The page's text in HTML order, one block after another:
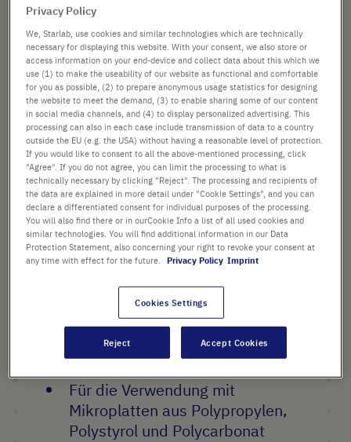
PRODUKT HIGHLIGHTS
Geeignet für Standard-PCR
Geeignet für die
Kurzzeitlagerung und -
inkubation
Für die Verwendung mit
Mikroplatten aus Polypropylen,
Polystyrol und Polycarbonat
68,85 €
Preis ist der Listenpreis. [*zzgl. MwSt. und Versandkosten]
Verfügbarkeit prüfen zzgl. Versand
- +
In
den
Warenkorb
100 Stück (1 Box × 100 Stück)
Privacy Policy
We, Starlab, use cookies and similar technologies which are technically
necessary for displaying this website. With your consent, we also store or
access information on your end-device and collect data about this which we
use (1) to make the useability of our website as functional and comfortable
for you as possible, (2) to prepare anonymous usage statistics for designing
the website to meet the demand, (3) to enable sharing some of our content
in social media channels, and (4) to display personalized advertising. This
processing can also in each case include transmission of data to a country
outside the EU (e.g. the USA) without having a reasonable level of protection.
If you would like to consent to all the above-mentioned processing, click
"Agree". If you do not agree, you can limit the processing to what is
technically necessary by clicking "Reject". The processing and recipients of
the data are explained in more detail under "Cookie Settings", and you can
declare a differentiated consent for individual purposes of the processing.
You will also find there or in ourCookie Info a list of all used cookies and
similar technologies. You will find additional information in our Data
Protection Statement, also concerning your right to revoke your consent at
any time with effect for the future.
Privacy Policy Imprint
Cookies Settings
Reject Accept Cookies